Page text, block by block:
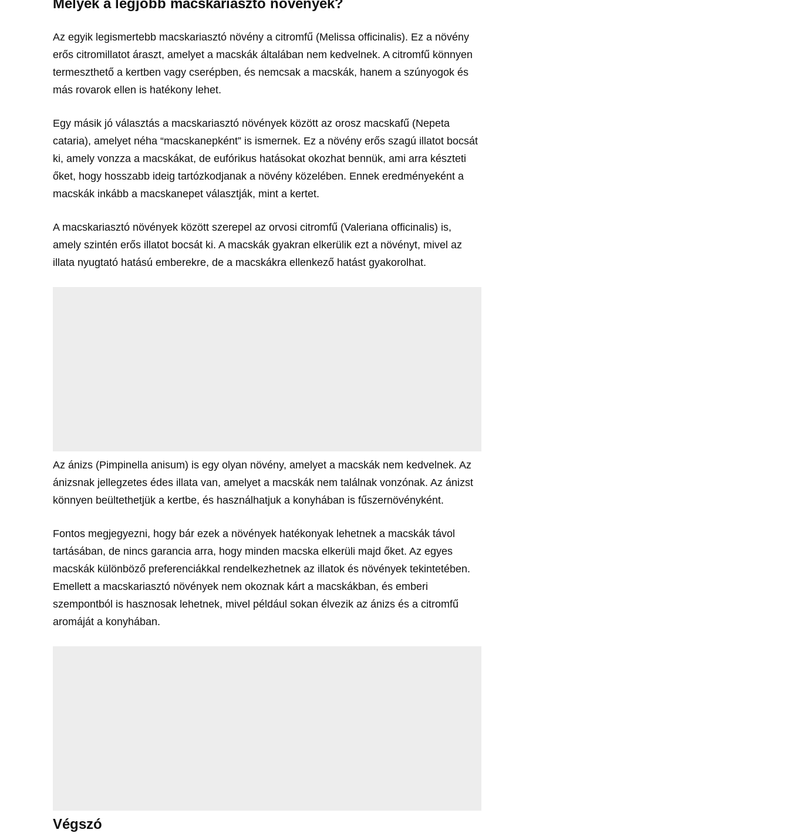
Az egyik legismertebb macskariasztó növény a citromfű (Melissa officinalis). Ez a növény
erős citromillatot áraszt, amelyet a macskák általában nem kedvelnek. A citromfű könnyen
termeszthető a kertben vagy cserépben, és nemcsak a macskák, hanem a szúnyogok és
más rovarok ellen is hatékony lehet.
Egy másik jó választás a macskariasztó növények között az orosz macskafű (Nepeta
cataria), amelyet néha “macskanepként” is ismernek. Ez a növény erős szagú illatot bocsát
ki, amely vonzza a macskákat, de eufórikus hatásokat okozhat bennük, ami arra készteti
őket, hogy hosszabb ideig tartózkodjanak a növény közelében. Ennek eredményeként a
macskák inkább a macskanepet választják, mint a kertet.
A macskariasztó növények között szerepel az orvosi citromfű (Valeriana officinalis) is,
amely szintén erős illatot bocsát ki. A macskák gyakran elkerülik ezt a növényt, mivel az
illata nyugtató hatású emberekre, de a macskákra ellenkező hatást gyakorolhat.
Az ánizs (Pimpinella anisum) is egy olyan növény, amelyet a macskák nem kedvelnek. Az
ánizsnak jellegzetes édes illata van, amelyet a macskák nem találnak vonzónak. Az ánizst
könnyen beültethetjük a kertbe, és használhatjuk a konyhában is fűszernövényként.
Fontos megjegyezni, hogy bár ezek a növények hatékonyak lehetnek a macskák távol
tartásában, de nincs garancia arra, hogy minden macska elkerüli majd őket. Az egyes
macskák különböző preferenciákkal rendelkezhetnek az illatok és növények tekintetében.
Emellett a macskariasztó növények nem okoznak kárt a macskákban, és emberi
szempontból is hasznosak lehetnek, mivel például sokan élvezik az ánizs és a citromfű
aromáját a konyhában.
Végszó